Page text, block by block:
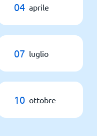
04 aprile
07 luglio
10 ottobre